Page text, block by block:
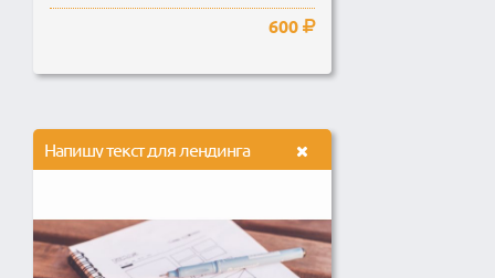
600
Напишу текст для лендинга